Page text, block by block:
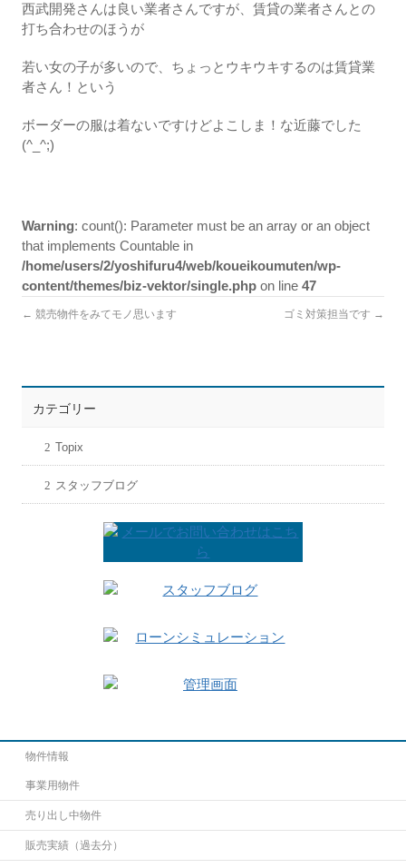
西武開発さんは良い業者さんですが、賃貸の業者さんとの
打ち合わせのほうが
若い女の子が多いので、ちょっとウキウキするのは賃貸業
者さん！という
ボーダーの服は着ないですけどよこしま！な近藤でした
(^_^;)
Warning: count(): Parameter must be an array or an object
that implements Countable in
/home/users/2/yoshifuru4/web/koueikoumuten/wp-
content/themes/biz-vektor/single.phpon line 47
← 競売物件をみてモノ思います ゴミ対策担当です →
カテゴリー
Topix
スタッフブログ
物件情報
事業用物件
売り出し中物件
販売実績（過去分）